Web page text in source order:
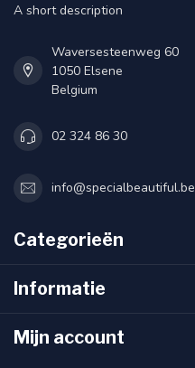
A short description
Waversesteenweg 60
1050 Elsene
Belgium
02 324 86 30
info@specialbeautiful.be
Categorieën
Informatie
Mijn account